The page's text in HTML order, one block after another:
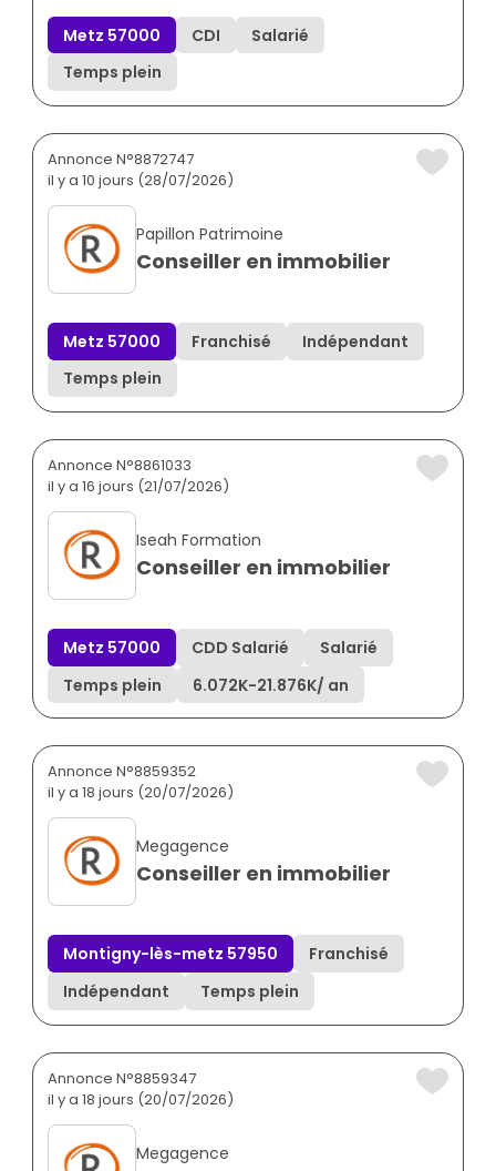
Metz 57000 CDI
Salarié
Temps plein
Annonce N°8872747
il y a 10 jours (28/07/2026)
Papillon Patrimoine
Conseiller en immobilier
Metz 57000 Franchisé
Indépendant
Temps plein
Annonce N°8861033
il y a 16 jours (21/07/2026)
Iseah Formation
Conseiller en immobilier
Metz 57000 CDD Salarié
Salarié
Temps plein
6.072K-21.876K/ an
Annonce N°8859352
il y a 18 jours (20/07/2026)
Megagence
Conseiller en immobilier
Montigny-lès-metz 57950
Franchisé
Indépendant
Temps plein
Annonce N°8859347
il y a 18 jours (20/07/2026)
Megagence